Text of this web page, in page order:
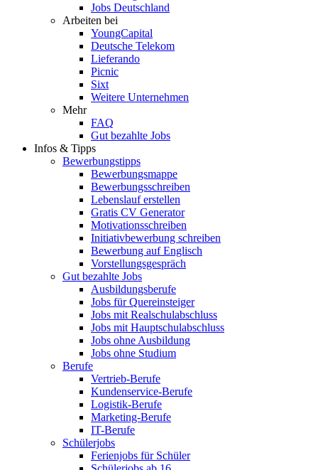
Jobs Deutschland
Arbeiten bei
YoungCapital
Deutsche Telekom
Lieferando
Picnic
Sixt
Weitere Unternehmen
Mehr
FAQ
Gut bezahlte Jobs
Infos & Tipps
Bewerbungstipps
Bewerbungsmappe
Bewerbungsschreiben
Lebenslauf erstellen
Gratis CV Generator
Motivationsschreiben
Initiativbewerbung schreiben
Bewerbung auf Englisch
Vorstellungsgespräch
Gut bezahlte Jobs
Ausbildungsberufe
Jobs für Quereinsteiger
Jobs mit Realschulabschluss
Jobs mit Hauptschulabschluss
Jobs ohne Ausbildung
Jobs ohne Studium
Berufe
Vertrieb-Berufe
Kundenservice-Berufe
Logistik-Berufe
Marketing-Berufe
IT-Berufe
Schülerjobs
Ferienjobs für Schüler